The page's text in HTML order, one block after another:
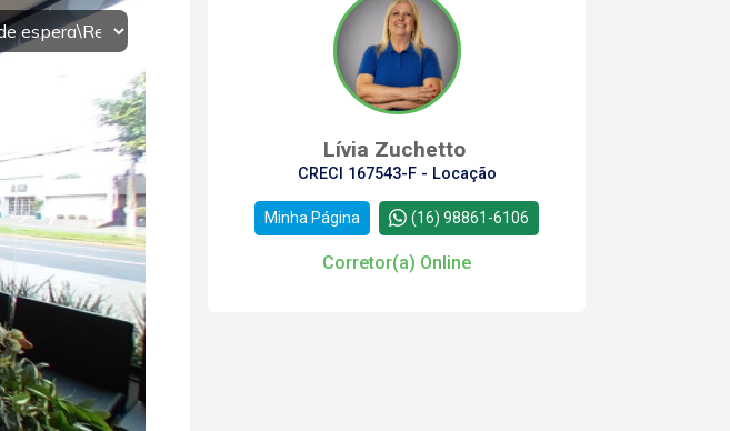
Lívia Zuchetto
CRECI 167543-F - Locação
Minha Página (16) 98861-6106
Corretor(a) Online